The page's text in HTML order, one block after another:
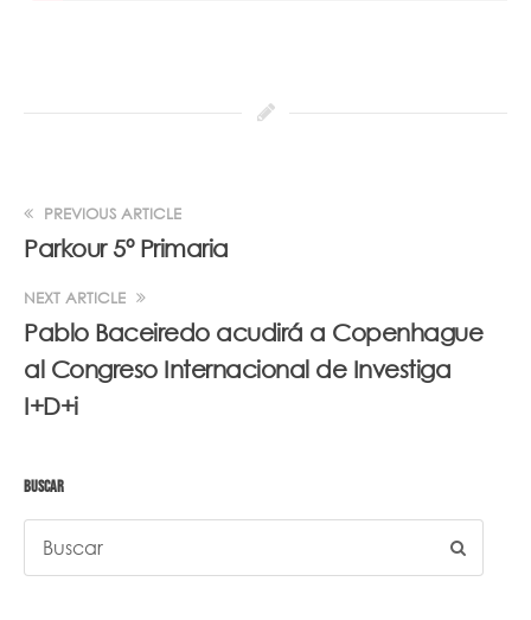
PREVIOUS ARTICLE
Parkour 5º Primaria
NEXT ARTICLE
Pablo Baceiredo acudirá a Copenhague
al Congreso Internacional de Investiga
I+D+i
BUSCAR